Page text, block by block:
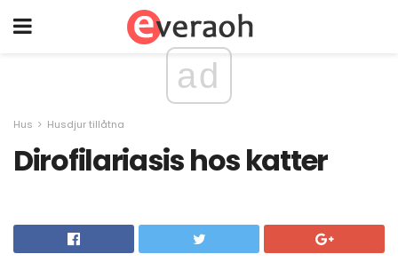
ad
Hus Husdjur tillåtna
Dirofilariasis hos katter